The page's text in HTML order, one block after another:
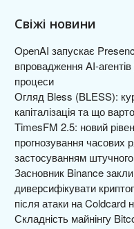
Свіжі новини
OpenAI запускає
впровадження AI-агентів
процеси
Огляд Bless (BLESS):
капіталізація та що
TimesFM 2.5: новий
прогнозування часових
застосуванням штучного
Засновник Binance
диверсифікувати
після атаки на Coldcard
Складність майнінгу